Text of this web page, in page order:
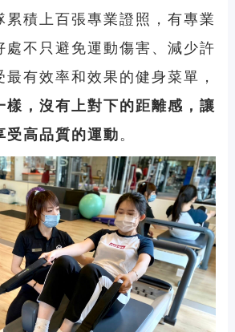
累積上百張專業證照，有專業
處不只避免運動傷害、減少許
有效率和效果的健身菜單，
樣，沒有上對下的距離感，讓
受高品質的運動。